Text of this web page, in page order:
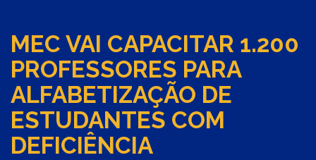
MEC VAI CAPACITAR 1.200
PROFESSORES PARA
ALFABETIZAÇÃO DE
ESTUDANTES COM
DEFICIÊNCIA